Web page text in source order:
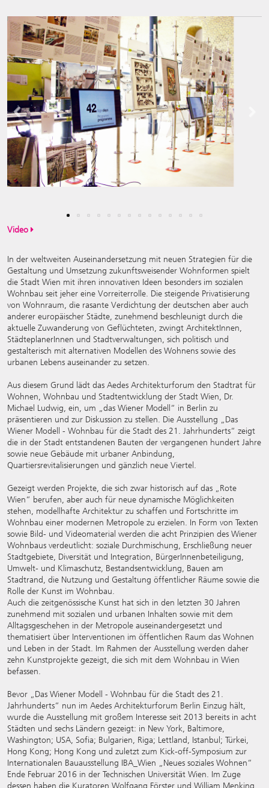
Previous
Video
In der weltweiten Auseinandersetzung mit neuen Strategien für die
Gestaltung und Umsetzung zukunftsweisender Wohnformen spielt
die Stadt Wien mit ihren innovativen Ideen besonders im sozialen
Wohnbau seit jeher eine Vorreiterrolle. Die steigende Privatisierung
von Wohnraum, die rasante Verdichtung der deutschen aber auch
anderer europäischer Städte, zunehmend beschleunigt durch die
aktuelle Zuwanderung von Geflüchteten, zwingt ArchitektInnen,
StädteplanerInnen und Stadtverwaltungen, sich politisch und
gestalterisch mit alternativen Modellen des Wohnens sowie des
urbanen Lebens auseinander zu setzen.
Aus diesem Grund lädt das Aedes Architekturforum den Stadtrat für
Wohnen, Wohnbau und Stadtentwicklung der Stadt Wien, Dr.
Michael Ludwig, ein, um „das Wiener Modell“ in Berlin zu
präsentieren und zur Diskussion zu stellen. Die Ausstellung „Das
Wiener Modell - Wohnbau für die Stadt des 21. Jahrhunderts“ zeigt
die in der Stadt entstandenen Bauten der vergangenen hundert Jahre
sowie neue Gebäude mit urbaner Anbindung,
Quartiersrevitalisierungen und gänzlich neue Viertel.
Gezeigt werden Projekte, die sich zwar historisch auf das „Rote
Wien“ berufen, aber auch für neue dynamische Möglichkeiten
stehen, modellhafte Architektur zu schaffen und Fortschritte im
Wohnbau einer modernen Metropole zu erzielen. In Form von Texten
sowie Bild- und Videomaterial werden die acht Prinzipien des Wiener
Wohnbaus verdeutlicht: soziale Durchmischung, Erschließung neuer
Stadtgebiete, Diversität und Integration, BürgerInnenbeteiligung,
Umwelt- und Klimaschutz, Bestandsentwicklung, Bauen am
Stadtrand, die Nutzung und Gestaltung öffentlicher Räume sowie die
Rolle der Kunst im Wohnbau.
Auch die zeitgenössische Kunst hat sich in den letzten 30 Jahren
zunehmend mit sozialen und urbanen Inhalten sowie mit dem
Alltagsgeschehen in der Metropole auseinandergesetzt und
thematisiert über Interventionen im öffentlichen Raum das Wohnen
und Leben in der Stadt. Im Rahmen der Ausstellung werden daher
zehn Kunstprojekte gezeigt, die sich mit dem Wohnbau in Wien
befassen.
Bevor „Das Wiener Modell - Wohnbau für die Stadt des 21.
Jahrhunderts“ nun im Aedes Architekturforum Berlin Einzug hält,
wurde die Ausstellung mit großem Interesse seit 2013 bereits in acht
Städten und sechs Ländern gezeigt: in New York, Baltimore,
Washington; USA, Sofia; Bulgarien, Riga; Lettland, Istanbul; Türkei,
Hong Kong; Hong Kong und zuletzt zum Kick-off-Symposium zur
Internationalen Bauausstellung IBA_Wien „Neues soziales Wohnen“
Ende Februar 2016 in der Technischen Universität Wien. Im Zuge